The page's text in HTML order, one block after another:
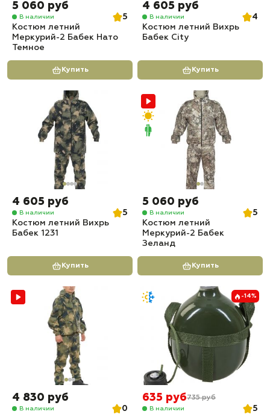
5 060 руб
В наличии
5
Костюм летний
Меркурий-2 Бабек Нато
Темное
Купить
4 605 руб
В наличии
4
Костюм летний Вихрь
Бабек City
Купить
4 605 руб
В наличии
5
Костюм летний Вихрь
Бабек 1231
Купить
5 060 руб
В наличии
5
Костюм летний
Меркурий-2 Бабек
Зеланд
Купить
4 830 руб
В наличии
0
-14%
635 руб735 руб
В наличии
5